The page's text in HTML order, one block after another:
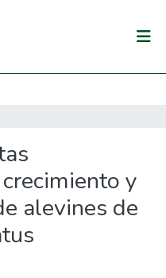
Zootecnia
y
alevines de